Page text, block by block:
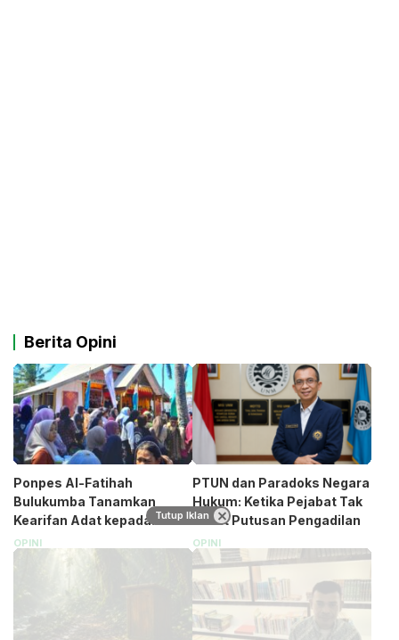
Berita Opini
Ponpes Al-Fatihah
Bulukumba Tanamkan
Kearifan Adat kepada
Santri (Bagian 1)
OPINI
PTUN dan Paradoks Negara
Hukum: Ketika Pejabat Tak
Takut Putusan Pengadilan
OPINI
Tutup Iklan